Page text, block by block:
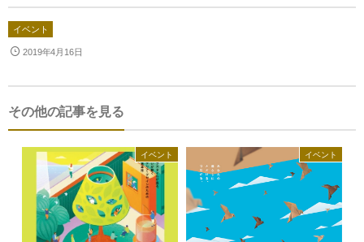
イベント
2019年4月16日
その他の記事を見る
イベント イベント